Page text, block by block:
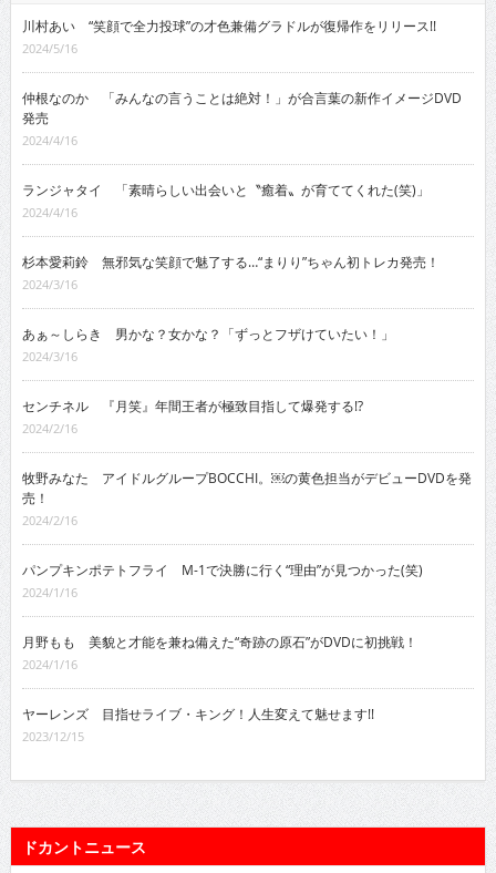
川村あい “笑顔で全力投球”の才色兼備グラドルが復帰作をリリース!!
2024/5/16
仲根なのか 「みんなの言うことは絶対！」が合言葉の新作イメージDVD
発売
2024/4/16
ランジャタイ 「素晴らしい出会いと〝癒着〟が育ててくれた(笑)」
2024/4/16
杉本愛莉鈴 無邪気な笑顔で魅了する…“まりり”ちゃん初トレカ発売！
2024/3/16
あぁ～しらき 男かな？女かな？「ずっとフザけていたい！」
2024/3/16
センチネル 『月笑』年間王者が極致目指して爆発する!?
2024/2/16
牧野みなた アイドルグループBOCCHI。￼の黄色担当がデビューDVDを発
売！
2024/2/16
パンプキンポテトフライ M-1で決勝に行く“理由”が見つかった(笑)
2024/1/16
月野もも 美貌と才能を兼ね備えた“奇跡の原石”がDVDに初挑戦！
2024/1/16
ヤーレンズ 目指せライブ・キング！人生変えて魅せます!!
2023/12/15
ドカントニュース